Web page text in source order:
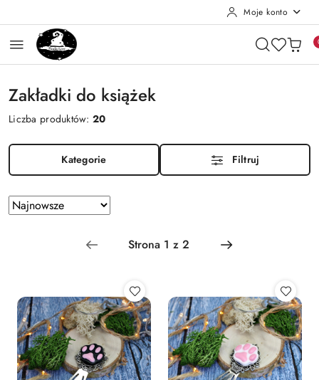
Moje konto
Zakładki do książek
Liczba produktów:20
Kategorie Filtruj
Zastosowano
sortowanie:
Sortuj
według